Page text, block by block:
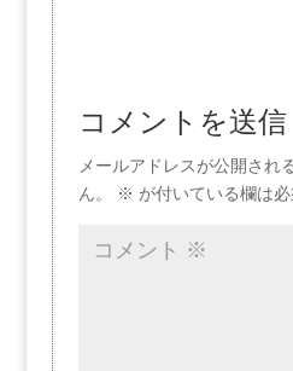
コメントを送信
メールアドレスが公開され
ん。
※ が付いている欄は